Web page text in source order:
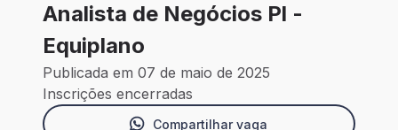
Analista de Negócios Pl -
Equiplano
Publicada em 07 de maio de 2025
Inscrições encerradas
Compartilhar vaga